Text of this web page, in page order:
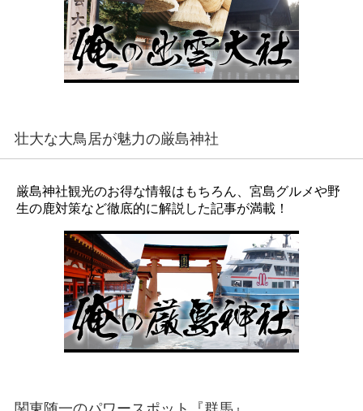
壮大な大鳥居が魅力の厳島神社
厳島神社観光のお得な情報はもちろん、宮島グルメや野
生の鹿対策など徹底的に解説した記事が満載！